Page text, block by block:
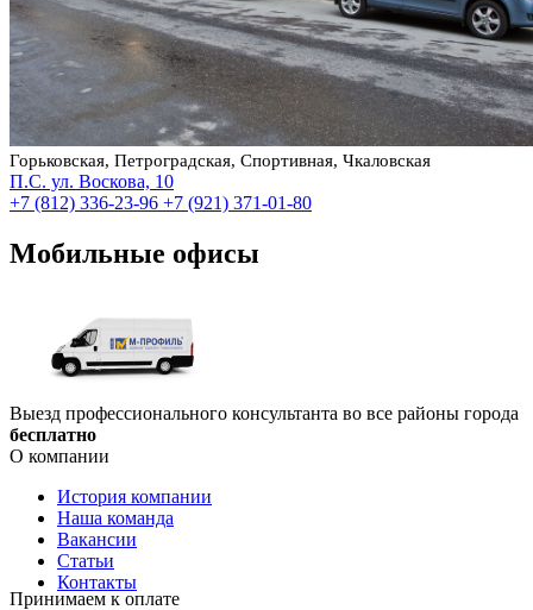
Горьковская, Петроградская, Спортивная, Чкаловская
П.С. ул. Воскова, 10
+7 (812) 336-23-96 +7 (921) 371-01-80
Мобильные офисы
Выезд профессионального консультанта во все районы города
бесплатно
О компании
История компании
Наша команда
Вакансии
Статьи
Контакты
Принимаем к оплате